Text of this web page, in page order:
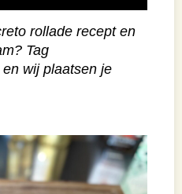
rollade recept en
Tag
en wij plaatsen je